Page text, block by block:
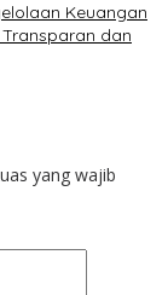
Keuangan
dan
yang wajib